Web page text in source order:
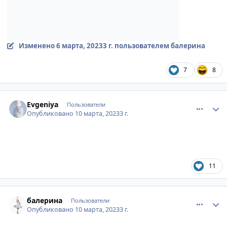
Изменено6 марта, 20233 г. пользователем балерина
7 8
Evgeniya Пользователи
Опубликовано 10 марта, 20233 г.
11
балерина Пользователи
Опубликовано 10 марта, 20233 г.